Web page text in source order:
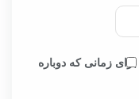
زمانی که دوباره